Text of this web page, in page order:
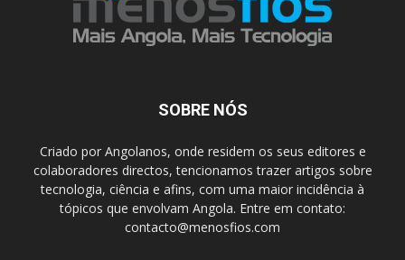
SOBRE NÓS
Criado por Angolanos, onde residem os seus editores e
colaboradores directos, tencionamos trazer artigos sobre
tecnologia, ciência e afins, com uma maior incidência à
tópicos que envolvam Angola. Entre em contato:
contacto@menosfios.com